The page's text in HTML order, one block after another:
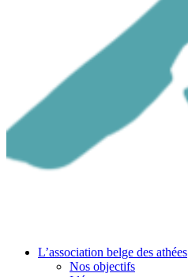
L’association belge des athées
Nos objectifs